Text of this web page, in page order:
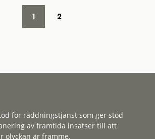
1 2
för räddningstjänst som ger stöd
av framtida insatser till att
olyckan är framme.